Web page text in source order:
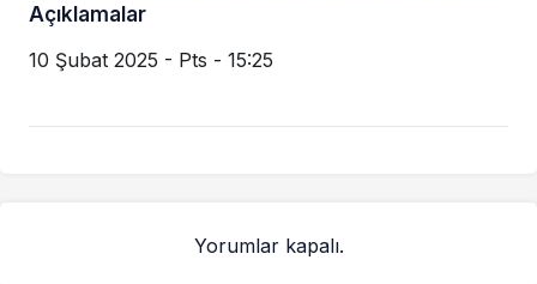
Açıklamalar
10 Şubat 2025 - Pts - 15:25
Yorumlar kapalı.